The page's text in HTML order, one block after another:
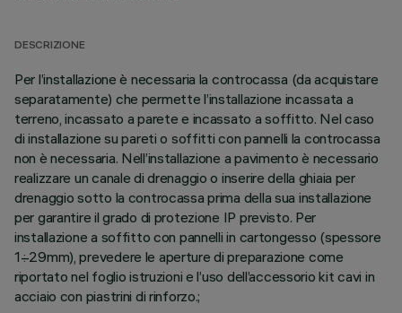
DESCRIZIONE
Per l’installazione è necessaria la controcassa (da acquistare
separatamente) che permette l’installazione incassata a
terreno, incassato a parete e incassato a soffitto. Nel caso
di installazione su pareti o soffitti con pannelli la controcassa
non è necessaria. Nell’installazione a pavimento è necessario
realizzare un canale di drenaggio o inserire della ghiaia per
drenaggio sotto la controcassa prima della sua installazione
per garantire il grado di protezione IP previsto. Per
installazione a soffitto con pannelli in cartongesso (spessore
1÷29mm), prevedere le aperture di preparazione come
riportato nel foglio istruzioni e l’uso dell’accessorio kit cavi in
acciaio con piastrini di rinforzo.;